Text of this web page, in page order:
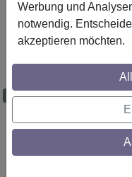
Startseite
Stilg. 20 mm 2-
Schwarz/Chrom
Maßzuschnitt möglich
Werbung und
notwendig.
akzeptieren möchten.